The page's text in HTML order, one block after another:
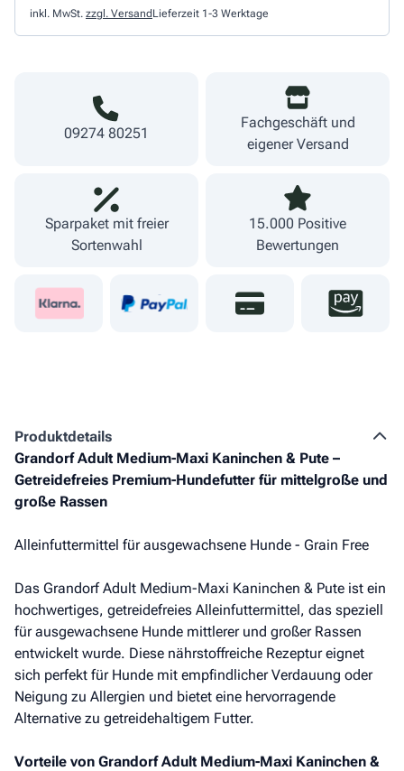
inkl. MwSt. zzgl. Versand Lieferzeit 1-3 Werktage
09274 80251
Fachgeschäft und
eigener Versand
Sparpaket mit freier
Sortenwahl
15.000 Positive
Bewertungen
Produkt­details
Grandorf Adult Medium-Maxi Kaninchen & Pute –
Getreidefreies Premium-Hundefutter für mittelgroße und
große Rassen
Alleinfuttermittel für ausgewachsene Hunde - Grain Free
Das Grandorf Adult Medium-Maxi Kaninchen & Pute ist ein
hochwertiges, getreidefreies Alleinfuttermittel, das speziell
für ausgewachsene Hunde mittlerer und großer Rassen
entwickelt wurde. Diese nährstoffreiche Rezeptur eignet
sich perfekt für Hunde mit empfindlicher Verdauung oder
Neigung zu Allergien und bietet eine hervorragende
Alternative zu getreidehaltigem Futter.
Vorteile von Grandorf Adult Medium-Maxi Kaninchen &